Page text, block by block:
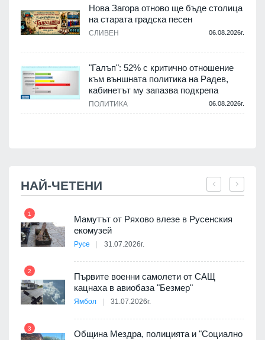
Нова Загора отново ще бъде столица
на старата градска песен
СЛИВЕН 06.08.2026г.
"Галъп": 52% с критично отношение
към външната политика на Радев,
кабинетът му запазва подкрепа
ПОЛИТИКА 06.08.2026г.
НАЙ-ЧЕТЕНИ
1
Мамутът от Ряхово влезе в Русенския
екомузей
Русе 31.07.2026г.
2
Първите военни самолети от САЩ
кацнаха в авиобаза "Безмер"
Ямбол 31.07.2026г.
3
Община Мездра, полицията и "Социално